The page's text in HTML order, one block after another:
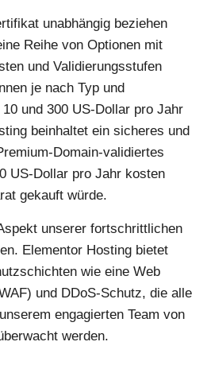
unabhängig beziehen
Reihe von Optionen mit
und Validierungsstufen
je nach Typ und
und 300 US-Dollar pro Jahr
beinhaltet ein sicheres und
Domain-validiertes
US-Dollar pro Jahr kosten
gekauft würde.
unserer fortschrittlichen
Elementor Hosting bietet
wie eine Web
und DDoS-Schutz, die alle
engagierten Team von
werden.